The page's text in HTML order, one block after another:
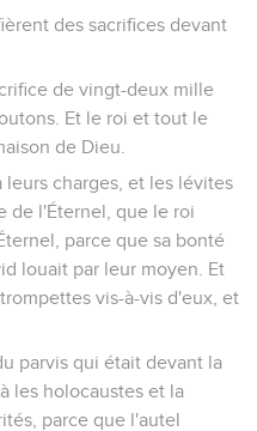
des sacrifices devant
de vingt-deux mille
Et le roi et tout le
de Dieu.
leurs charges, et les lévites
de l'Éternel, que le roi
parce que sa bonté
louait par leur moyen. Et
vis-à-vis d'eux, et
parvis qui était devant la
les holocaustes et la
parce que l'autel